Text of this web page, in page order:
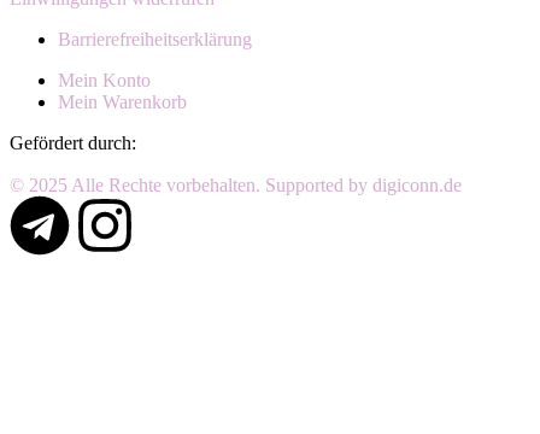
Barrierefreiheitserklärung
Mein Konto
Mein Warenkorb
Gefördert durch:
© 2025 Alle Rechte vorbehalten. Supported by digiconn.de